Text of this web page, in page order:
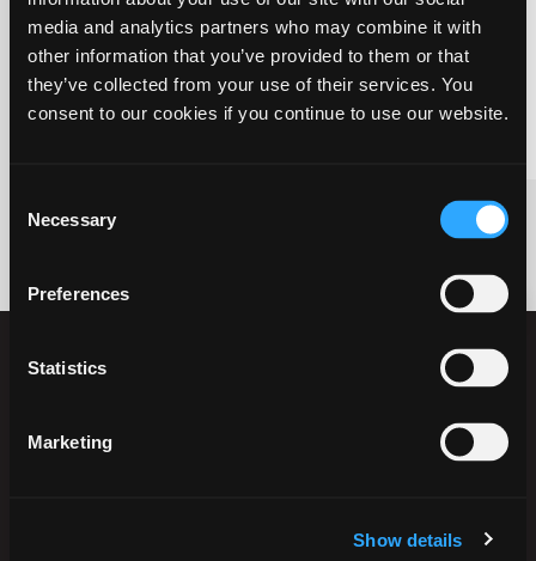
media and analytics partners who may combine it with
other information that you’ve provided to them or that
they’ve collected from your use of their services. You
consent to our cookies if you continue to use our website.
Selection
Necessary
Preferences
Statistics
Marketing
Show details
med børn og unge i alderen 0 – 18 år, hvis